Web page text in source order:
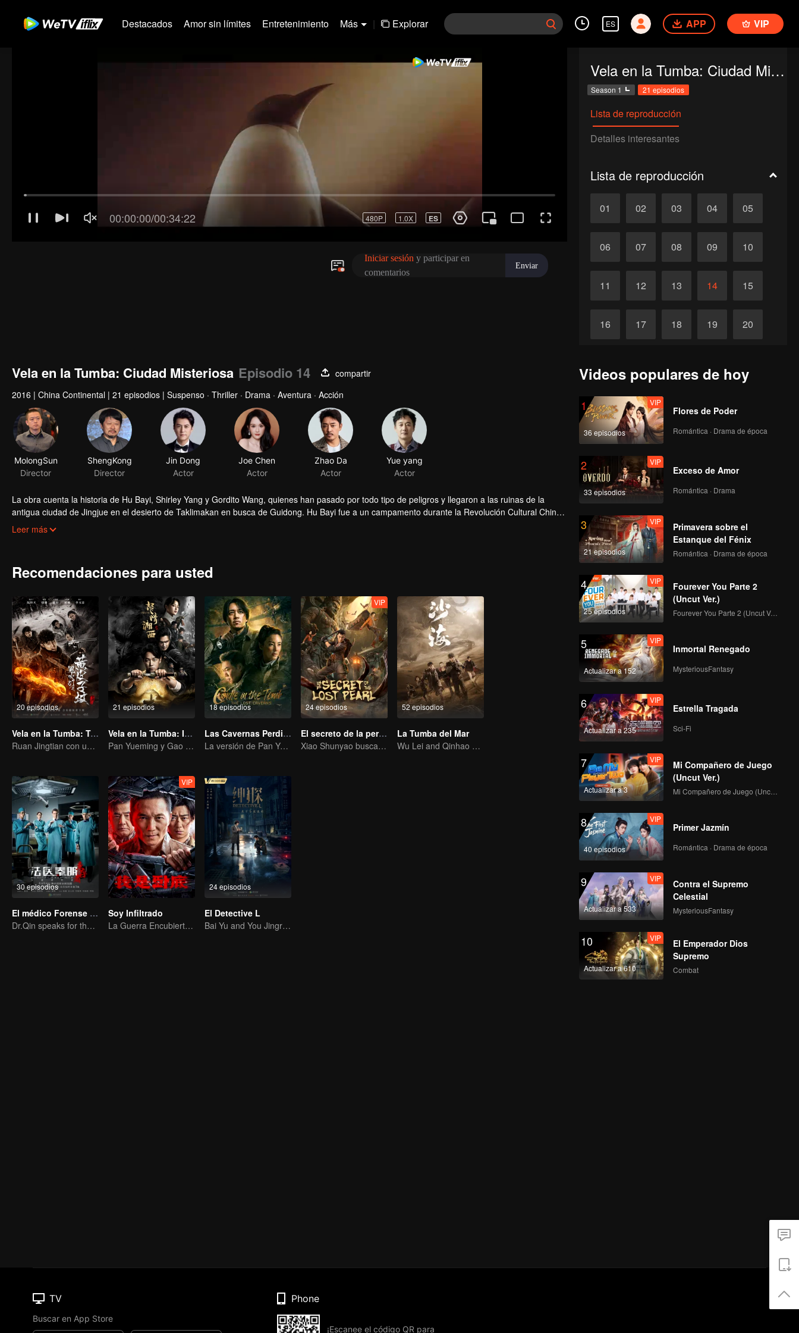
Destacados Amor sin límites Entretenimiento Más | Explorar ES APP VIP
Vela en la Tumba: Ciudad Misteriosa
Season 1 21 episodios
Lista de reproducción
Detalles interesantes
Lista de reproducción
01 02 03 04 05
06 07 08 09 10
11 12 13 14 15
16 17 18 19 20
Vela en la Tumba: Ciudad Misteriosa Episodio 14
compartir
2016 | China Continental | 21 episodios | Suspenso · Thriller · Drama · Aventura · Acción
MolongSun
Director
ShengKong
Director
Jin Dong
Actor
Joe Chen
Actor
Zhao Da
Actor
Yue yang
Actor
La obra cuenta la historia de Hu Bayi, Shirley Yang y Gordito Wang, quienes han pasado por todo tipo de peligros y llegaron a las ruinas de la
antigua ciudad de Jingjue en el desierto de Taklimakan en busca de Guidong. Hu Bayi fue a un campamento durante la Revolución Cultural China,
en la frontera entre China y Mongolia. Trajo el único libro que le quedaba en su familia: Técnicas Secretas de Yin y Yang y Feng Shui de Dieciséis
ruinas de la antigua ciudad de Jingjue en el desierto de Taklimakan y entró en el Guidong subterránea. Hay numerosos mecanismos y trampas en
Leer más
Recomendaciones para usted
20 episodios
Vela en la Tumba: Tumba de Comadreja
Ruan Jingtian con un equipo de expedición inició una aventura.
21 episodios
Vela en la Tumba: Ira de Tiempo
Pan Yueming y Gao Weiguang revelan los secretos misteriosos
18 episodios
Las Cavernas Perdidas
La versión de Pan YueMing de Hu Bayi lidera la aventura
24 episodios
VIP
El secreto de la perla perdida
Xiao Shunyao busca un tesoro para romper la maldición de sangre
52 episodios
La Tumba del Mar
Wu Lei and Qinhao opens their adventure tour.
30 episodios
El médico Forense Dr. Qin: Supervivientes
Dr.Qin speaks for the dead.
VIP
Soy Infiltrado
La Guerra Encubierta de Collin Chou
24 episodios
El Detective L
Bai Yu and You Jingru Became the super detective
Videos populares de hoy
1
36 episodios
VIP
Flores de Poder
Romántica · Drama de época
2
33 episodios
VIP
Exceso de Amor
Romántica · Drama
3
21 episodios
VIP
Primavera sobre el
Estanque del Fénix
Romántica · Drama de época
4
25 episodios
VIP
Fourever You Parte 2
(Uncut Ver.)
Fourever You Parte 2 (Uncut Ver.)
5
Actualizar a 152
VIP
Inmortal Renegado
MysteriousFantasy
6
Actualizar a 235
VIP
Estrella Tragada
Sci-Fi
7
Actualizar a 3
VIP
Mi Compañero de Juego
(Uncut Ver.)
Mi Compañero de Juego (Uncut Ver.)
8
40 episodios
VIP
Primer Jazmín
Romántica · Drama de época
9
Actualizar a 533
VIP
Contra el Supremo
Celestial
MysteriousFantasy
10
Actualizar a 610
VIP
El Emperador Dios
Supremo
Combat
TV
Buscar en App Store
Phone
¡Escanee el código QR para